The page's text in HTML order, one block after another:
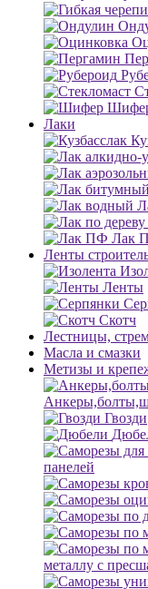
Лаки
Лак
Ленты
Ленты
Скотч
Лестницы,
Масла и смазки
Метизы и
Гвозди
панелей
металлу с